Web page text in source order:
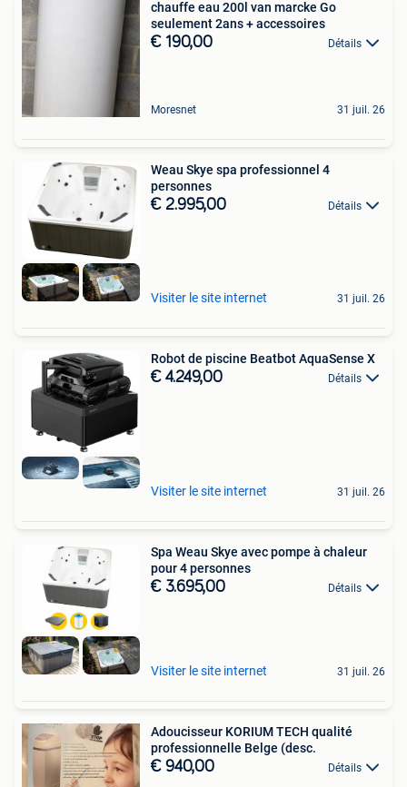
chauffe eau 200l van marcke Go
seulement 2ans + accessoires
€ 190,00 Détails
Moresnet 31 juil. 26
Weau Skye spa professionnel 4
personnes
€ 2.995,00 Détails
Visiter le site internet 31 juil. 26
Robot de piscine Beatbot AquaSense X
€ 4.249,00 Détails
Visiter le site internet 31 juil. 26
Spa Weau Skye avec pompe à chaleur
pour 4 personnes
€ 3.695,00 Détails
Visiter le site internet 31 juil. 26
Adoucisseur KORIUM TECH qualité
professionnelle Belge (desc.
€ 940,00 Détails